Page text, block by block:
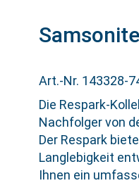
Art.-Nr. 143328-
Die Respark-
Nachfolger von
Der Respark
Langlebigkeit
Ihnen ein